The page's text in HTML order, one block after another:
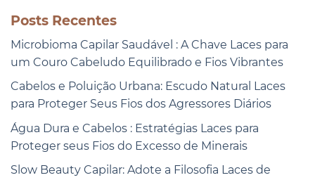
Posts Recentes
Microbioma Capilar Saudável : A Chave Laces para
um Couro Cabeludo Equilibrado e Fios Vibrantes
Cabelos e Poluição Urbana: Escudo Natural Laces
para Proteger Seus Fios dos Agressores Diários
Água Dura e Cabelos : Estratégias Laces para
Proteger seus Fios do Excesso de Minerais
Slow Beauty Capilar: Adote a Filosofia Laces de